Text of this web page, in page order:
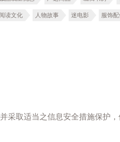
阅读文化 人物故事 迷电影 服饰
采取适当之信息安全措施保护